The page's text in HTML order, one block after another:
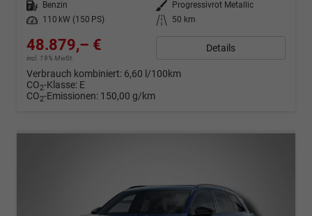
Kraftstoff
Benzin Außenfarbe
Progressivrot Metallic
Leistung
110 kW (150 PS) Kilometerstand 50 km
48.879,– €
incl. 19% MwSt.
Details
Verbrauch kombiniert: 6,60 l/100km
CO2-Klasse: E
CO2-Emissionen: 150,00 g/km